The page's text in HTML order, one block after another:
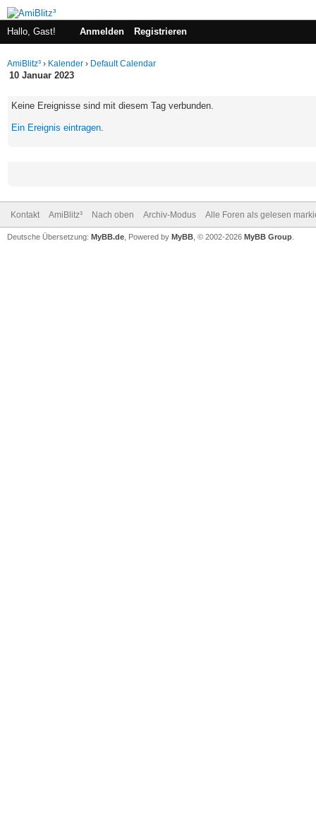
Hallo, Gast! Anmelden Registrieren
AmiBlitz³ › Kalender › Default Calendar
10 Januar 2023
Keine Ereignisse sind mit diesem Tag verbunden.
Ein Ereignis eintragen.
Kontakt AmiBlitz³ Nach oben Archiv-Modus Alle Foren als gelesen
Deutsche Übersetzung: MyBB.de , Powered by MyBB , © 2002-2026 MyBB Group